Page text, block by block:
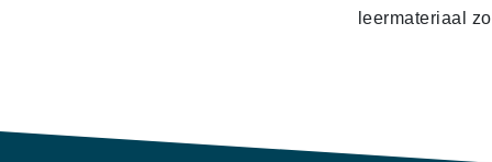
leermateriaal